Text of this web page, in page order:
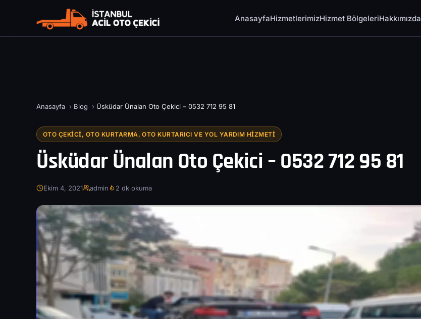
AnasayfaHizmetlerimizHizmet BölgeleriHakkımızda
Anasayfa › Blog › Üsküdar Ünalan Oto Çekici – 0532 712 95 81
OTO ÇEKICI, OTO KURTARMA, OTO KURTARICI VE YOL YARDIM HIZMETI
Üsküdar Ünalan Oto Çekici – 0532 712 95 81
Ekim 4, 2021 admin 2 dk okuma